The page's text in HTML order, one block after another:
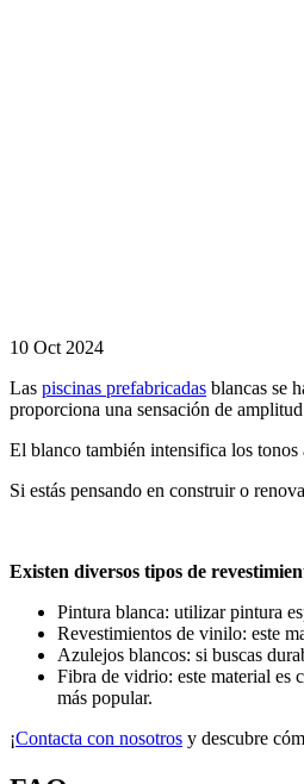
10 Oct 2024
Las piscinas prefabricadas blancas se
proporciona una sensación de
El blanco también intensifica los
Si estás pensando en construir o
Existen diversos tipos de
Pintura blanca: utilizar pintura
Revestimientos de vinilo: este
Azulejos blancos: si buscas
Fibra de vidrio: este material es
más popular.
¡Contacta con nosotros y descubre